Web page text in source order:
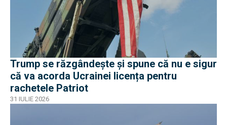
Trump se răzgândește și spune că nu e sigur
că va acorda Ucrainei licența pentru
rachetele Patriot
31 IULIE 2026